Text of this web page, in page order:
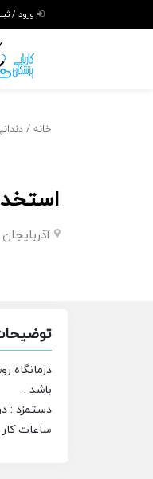
ورود /
خانه /
درمانگاه
باشد .
دستمزد : درصدی (۴۵ تا ۵۰ درصد
ساعات